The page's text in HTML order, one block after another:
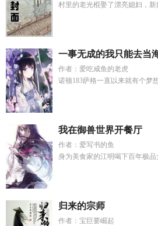
村里的老光棍娶了漂亮媳妇，新
一事无成的我只能去当
作者：爱吃咸鱼的老虎
诺顿183萨格一直以来就有个梦
我在御兽世界开餐厅
作者：爱写书的鱼
身为美食家的江明喝下百年极
归来的宗师
作者：宝巨要崛起